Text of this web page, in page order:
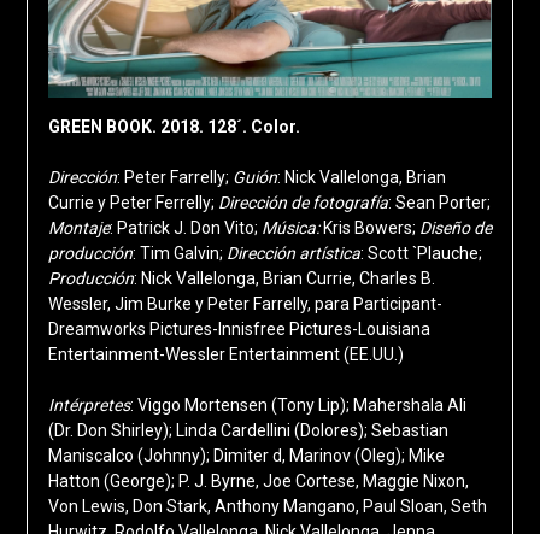
GREEN BOOK. 2018. 128´. Color.
Dirección: Peter Farrelly; Guión: Nick Vallelonga, Brian
Currie y Peter Ferrelly; Dirección de fotografía: Sean Porter;
Montaje: Patrick J. Don Vito; Música: Kris Bowers; Diseño de
producción: Tim Galvin; Dirección artística: Scott `Plauche;
Producción: Nick Vallelonga, Brian Currie, Charles B.
Wessler, Jim Burke y Peter Farrelly, para Participant-
Dreamworks Pictures-Innisfree Pictures-Louisiana
Entertainment-Wessler Entertainment (EE.UU.)
Intérpretes: Viggo Mortensen (Tony Lip); Mahershala Ali
(Dr. Don Shirley); Linda Cardellini (Dolores); Sebastian
Maniscalco (Johnny); Dimiter d, Marinov (Oleg); Mike
Hatton (George); P. J. Byrne, Joe Cortese, Maggie Nixon,
Von Lewis, Don Stark, Anthony Mangano, Paul Sloan, Seth